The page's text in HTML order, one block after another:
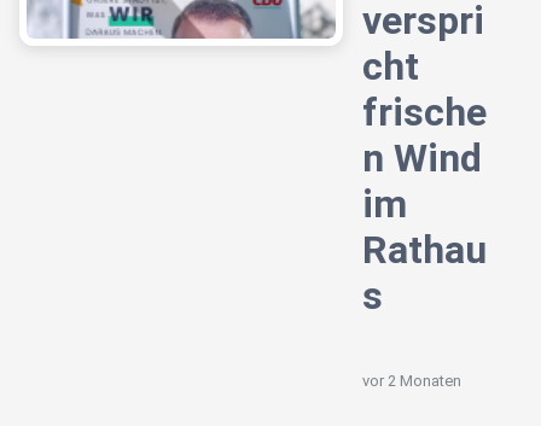
verspri
cht
frische
n Wind
im
Rathau
s
vor 2 Monaten